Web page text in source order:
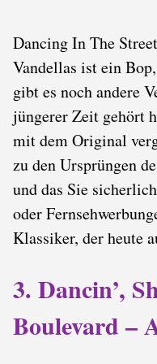
Dancing In The
Vandellas ist ein
gibt es noch andere
jüngerer Zeit gehört
mit dem Original
zu den Ursprüngen
und das Sie
oder
Klassiker, der heute
3. Dancin’,
Boulevard –